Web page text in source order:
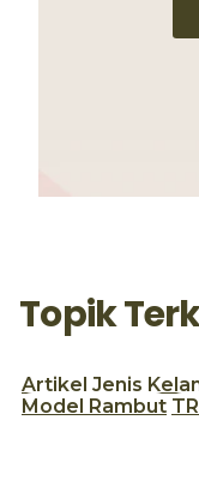
Topik
Artikel Jenis
Model Rambut